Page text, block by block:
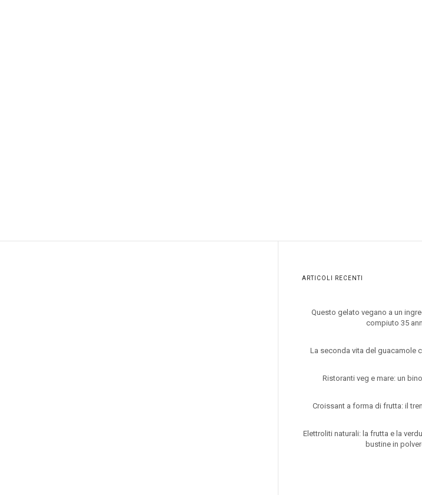
ARTICOLI RECENTI
Questo gelato vegano a un
compiuto 35
La seconda vita del guacamole
Ristoranti veg e mare: un
Croissant a forma di frutta: il
Elettroliti naturali: la frutta e la
bustine in